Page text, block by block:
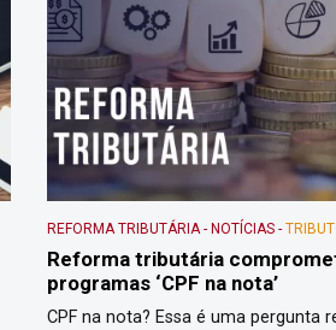
REFORMA TRIBUTÁRIA- NOTÍCIAS -
Reforma tributária
programas ‘CPF na nota’
CPF na nota? Essa é uma pergunta